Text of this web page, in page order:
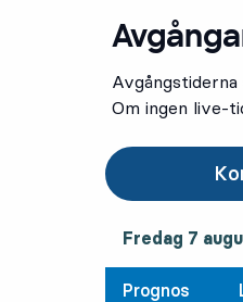
Om ingen live-
fredag 7
Fredag 7
Prognos